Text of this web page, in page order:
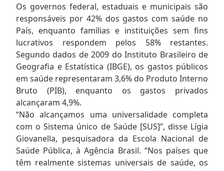
Os governos federal, estaduais e municipais são
responsáveis por 42% dos gastos com saúde no
País, enquanto famílias e instituições sem fins
lucrativos respondem pelos 58% restantes.
Segundo dados de 2009 do Instituto Brasileiro de
Geografia e Estatística (IBGE), os gastos públicos
em saúde representaram 3,6% do Produto Interno
Bruto (PIB), enquanto os gastos privados
alcançaram 4,9%.
“Não alcançamos uma universalidade completa
com o Sistema único de Saúde [SUS]”, disse Lígia
Giovanella, pesquisadora da Escola Nacional de
Saúde Pública, à Agência Brasil. “Nos países que
têm realmente sistemas universais de saúde, os